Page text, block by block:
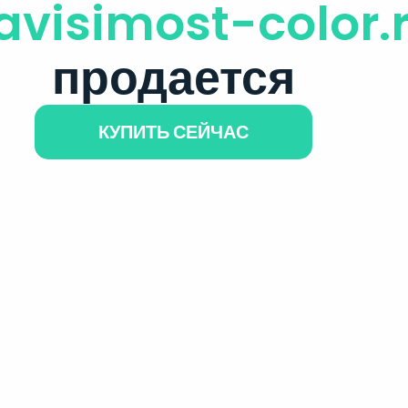
продается
КУПИТЬ СЕЙЧАС